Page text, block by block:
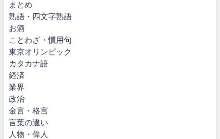
まとめ
熟語・四文字熟語
お酒
ことわざ・慣用句
東京オリンピック
カタカナ語
経済
業界
政治
金言・格言
言葉の違い
人物・偉人